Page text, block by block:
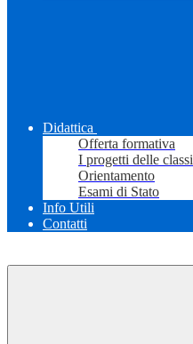
Didattica
Offerta formativa
I progetti delle classi
Orientamento
Esami di Stato
Info Utili
Contatti